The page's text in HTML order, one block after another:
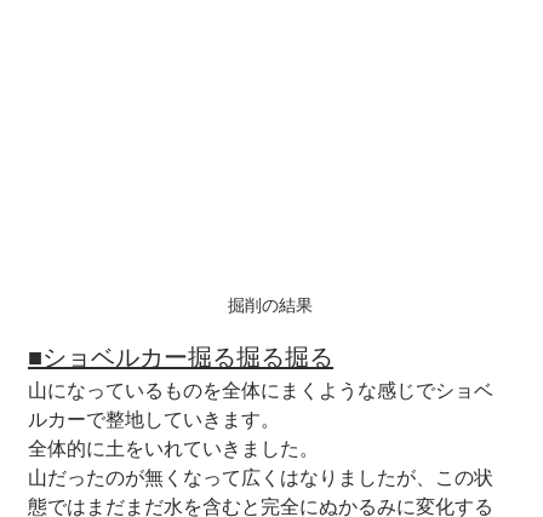
掘削の結果
■ショベルカー掘る掘る掘る
山になっているものを全体にまくような感じでショベ
ルカーで整地していきます。
全体的に土をいれていきました。
山だったのが無くなって広くはなりましたが、この状
態ではまだまだ水を含むと完全にぬかるみに変化する